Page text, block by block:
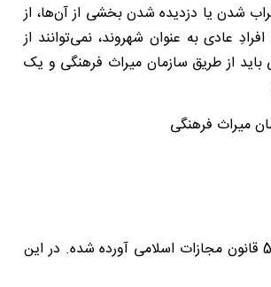
شدن یا دزدیده شدن بخشی از آن‌ها، از
عادی به عنوان شهروند، نمی‌توانند از
از طریق سازمان میراث فرهنگی و یک
میراث فرهنگی
مجازات تخریب ابنیه تاریخی و اشیای ارزشمند فرهنگی کشور، در مواد 558 تا 569 قانون مجازات اسلامی آورده شده. در این